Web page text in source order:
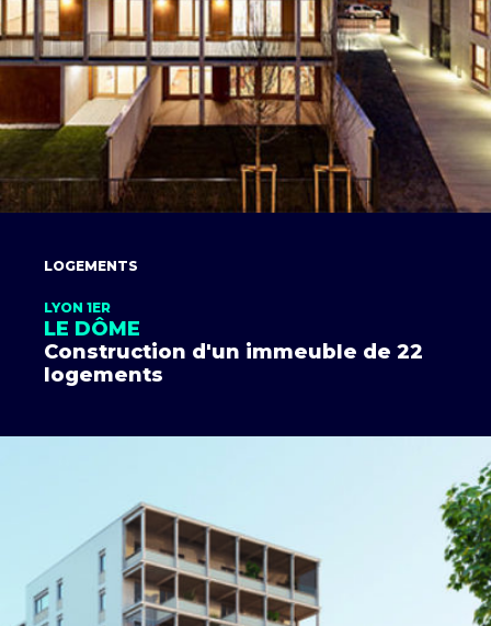
LOGEMENTS
LYON 1ER
LE DÔME
Construction d'un immeuble de 22
logements